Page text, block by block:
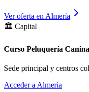
Ver oferta en Almería
🏛️ Capital
Curso Peluquería
Sede principal y centros
Acceder a Almería